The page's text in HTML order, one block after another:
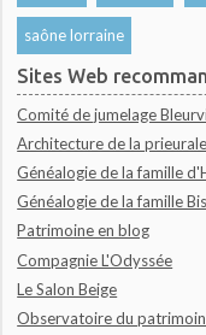
saône lorraine
Sites Web
Comité de jumelage
Architecture de la
Généalogie de la famille
Généalogie de la famille
Patrimoine en blog
Compagnie L'Odyssée
Le Salon Beige
Observatoire du